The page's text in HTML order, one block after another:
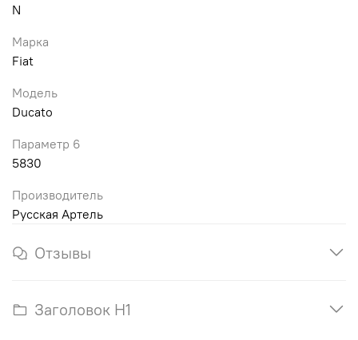
N
Марка
Fiat
Модель
Ducato
Параметр 6
5830
Производитель
Русская Артель
Отзывы
Заголовок H1